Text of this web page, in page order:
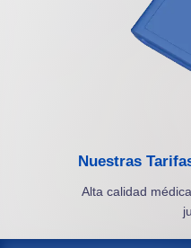
Nuestras
Alta calidad